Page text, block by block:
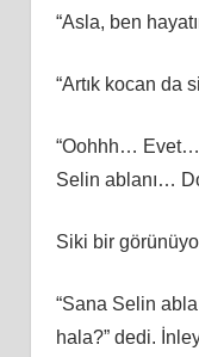
“Asla, ben
“Artık kocan da
“Oohhh…
Selin ablanı…
Siki bir
“Sana Selin
hala?” dedi.